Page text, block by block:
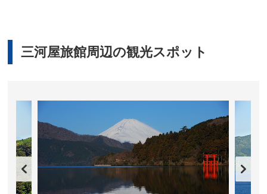
三河屋旅館周辺の観光スポット